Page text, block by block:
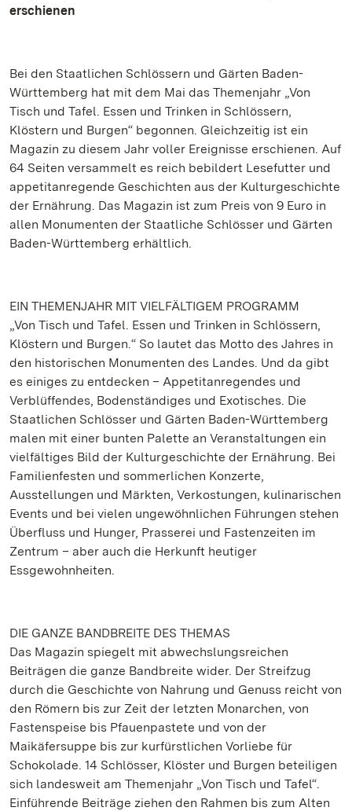
erschienen
Bei den Staatlichen Schlössern und Gärten Baden-
Württemberg hat mit dem Mai das Themenjahr „Von
Tisch und Tafel. Essen und Trinken in Schlössern,
Klöstern und Burgen“ begonnen. Gleichzeitig ist ein
Magazin zu diesem Jahr voller Ereignisse erschienen. Auf
64 Seiten versammelt es reich bebildert Lesefutter und
appetitanregende Geschichten aus der Kulturgeschichte
der Ernährung. Das Magazin ist zum Preis von 9 Euro in
allen Monumenten der Staatliche Schlösser und Gärten
Baden-Württemberg erhältlich.
EIN THEMENJAHR MIT VIELFÄLTIGEM PROGRAMM
„Von Tisch und Tafel. Essen und Trinken in Schlössern,
Klöstern und Burgen.“ So lautet das Motto des Jahres in
den historischen Monumenten des Landes. Und da gibt
es einiges zu entdecken – Appetitanregendes und
Verblüffendes, Bodenständiges und Exotisches. Die
Staatlichen Schlösser und Gärten Baden-Württemberg
malen mit einer bunten Palette an Veranstaltungen ein
vielfältiges Bild der Kulturgeschichte der Ernährung. Bei
Familienfesten und sommerlichen Konzerte,
Ausstellungen und Märkten, Verkostungen, kulinarischen
Events und bei vielen ungewöhnlichen Führungen stehen
Überfluss und Hunger, Prasserei und Fastenzeiten im
Zentrum – aber auch die Herkunft heutiger
Essgewohnheiten.
DIE GANZE BANDBREITE DES THEMAS
Das Magazin spiegelt mit abwechslungsreichen
Beiträgen die ganze Bandbreite wider. Der Streifzug
durch die Geschichte von Nahrung und Genuss reicht von
den Römern bis zur Zeit der letzten Monarchen, von
Fastenspeise bis Pfauenpastete und von der
Maikäfersuppe bis zur kurfürstlichen Vorliebe für
Schokolade. 14 Schlösser, Klöster und Burgen beteiligen
sich landesweit am Themenjahr „Von Tisch und Tafel“.
Einführende Beiträge ziehen den Rahmen bis zum Alten